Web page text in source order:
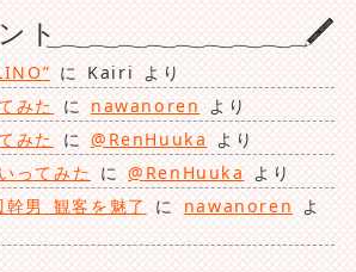
ト
に Kairi より
みた
に nawanoren より
みた
に @RenHuuka より
ってみた に@RenHuuka
より
男 観客を魅了
に nawanoren
よ